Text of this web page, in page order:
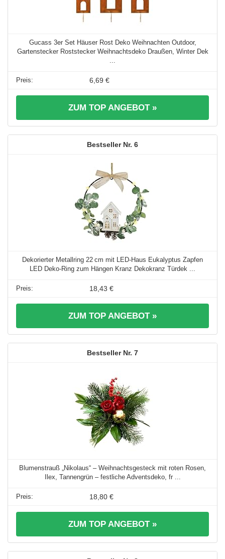
Gucass 3er Set Häuser Rost Deko Weihnachten Outdoor,
Gartenstecker Roststecker Weihnachtsdeko Draußen, Winter Dek
...
6,69 €
ZUM TOP ANGEBOT »
6
Dekorierter Metallring 22 cm mit LED‑Haus Eukalyptus Zapfen
LED Deko‑Ring zum Hängen Kranz Dekokranz Türdek ...
18,43 €
ZUM TOP ANGEBOT »
7
Blumenstrauß „Nikolaus“ – Weihnachtsgesteck mit roten Rosen,
Ilex, Tannengrün – festliche Adventsdeko, fr ...
18,80 €
ZUM TOP ANGEBOT »